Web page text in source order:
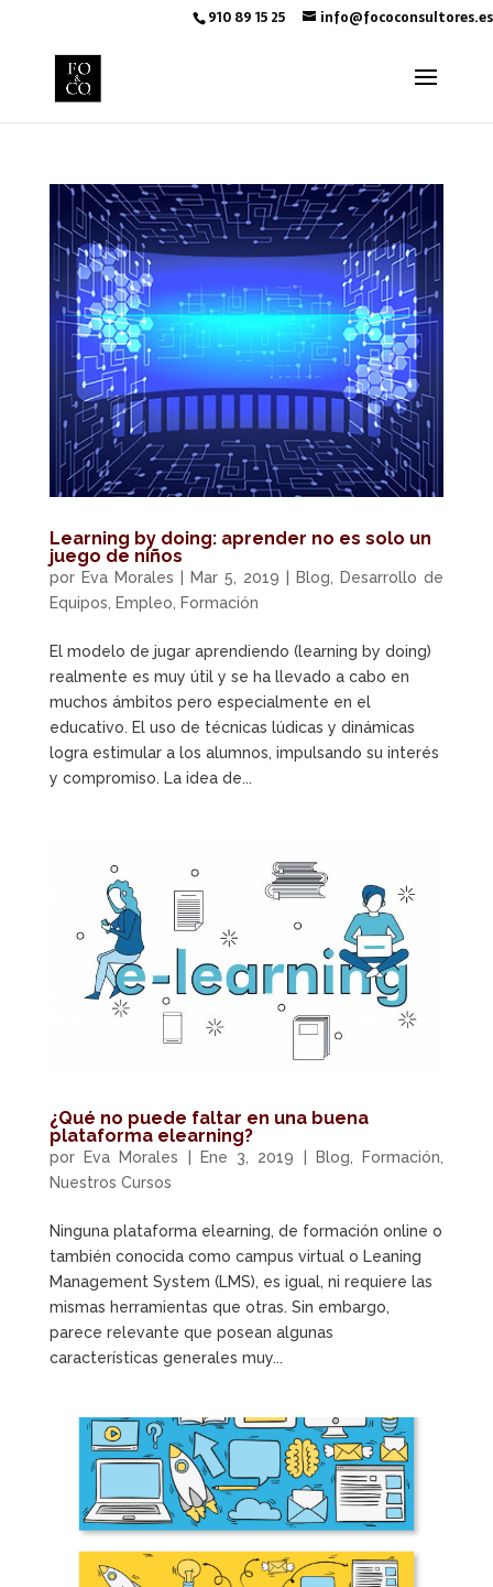
910 89 15 25 info@fococonsultores.es
Learning by doing: aprender no es solo un
juego de niños
por Eva Morales Mar 5, 2019 Blog, Desarrollo de
Equipos, Empleo, Formación
El modelo de jugar aprendiendo (learning by doing)
realmente es muy útil y se ha llevado a cabo en
muchos ámbitos pero especialmente en el
educativo. El uso de técnicas lúdicas y dinámicas
logra estimular a los alumnos, impulsando su interés
y compromiso. La idea de...
¿Qué no puede faltar en una buena
plataforma elearning?
por Eva Morales Ene 3, 2019 Blog, Formación,
Nuestros Cursos
Ninguna plataforma elearning, de formación online o
también conocida como campus virtual o Leaning
Management System (LMS), es igual, ni requiere las
mismas herramientas que otras. Sin embargo,
parece relevante que posean algunas
características generales muy...